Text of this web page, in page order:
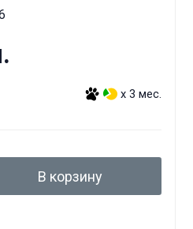
x 3 мес.
В корзину